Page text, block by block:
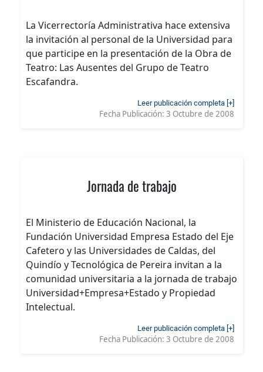
La Vicerrectoría Administrativa hace extensiva
la invitación al personal de la Universidad para
que participe en la presentación de la Obra de
Teatro: Las Ausentes del Grupo de Teatro
Escafandra.
Leer publicación completa [+]
Fecha Publicación: 3 Octubre de 2008
Jornada de trabajo
El Ministerio de Educación Nacional, la
Fundación Universidad Empresa Estado del Eje
Cafetero y las Universidades de Caldas, del
Quindío y Tecnológica de Pereira invitan a la
comunidad universitaria a la jornada de trabajo
Universidad+Empresa+Estado y Propiedad
Intelectual.
Leer publicación completa [+]
Fecha Publicación: 3 Octubre de 2008